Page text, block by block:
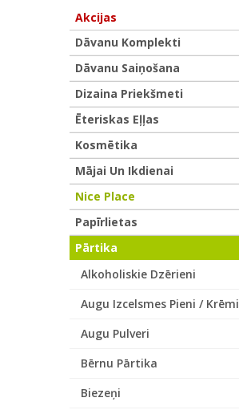
Akcijas
Dāvanu Komplekti
Dāvanu Saiņošana
Dizaina Priekšmeti
Ēteriskas Eļļas
Kosmētika
Mājai Un Ikdienai
Nice Place
Papīrlietas
Pārtika
Alkoholiskie Dzērieni
Augu Izcelsmes Pieni / Krēmi
Augu Pulveri
Bērnu Pārtika
Biezeņi